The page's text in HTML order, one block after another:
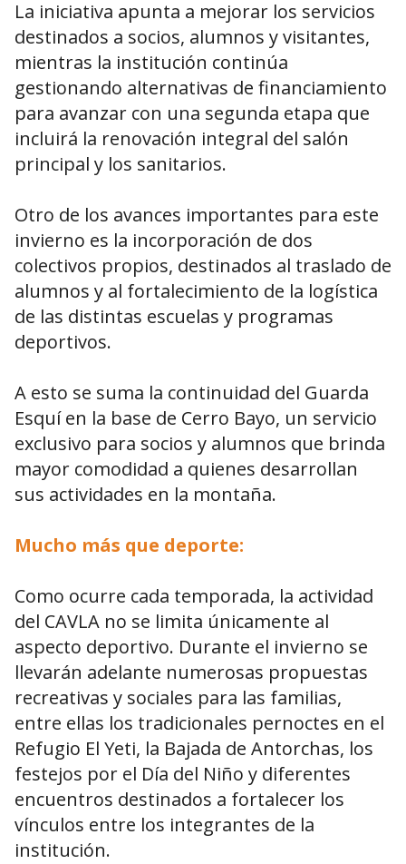
La iniciativa apunta a mejorar los servicios
destinados a socios, alumnos y visitantes,
mientras la institución continúa
gestionando alternativas de financiamiento
para avanzar con una segunda etapa que
incluirá la renovación integral del salón
principal y los sanitarios.
Otro de los avances importantes para este
invierno es la incorporación de dos
colectivos propios, destinados al traslado de
alumnos y al fortalecimiento de la logística
de las distintas escuelas y programas
deportivos.
A esto se suma la continuidad del Guarda
Esquí en la base de Cerro Bayo, un servicio
exclusivo para socios y alumnos que brinda
mayor comodidad a quienes desarrollan
sus actividades en la montaña.
Mucho más que deporte:
Como ocurre cada temporada, la actividad
del CAVLA no se limita únicamente al
aspecto deportivo. Durante el invierno se
llevarán adelante numerosas propuestas
recreativas y sociales para las familias,
entre ellas los tradicionales pernoctes en el
Refugio El Yeti, la Bajada de Antorchas, los
festejos por el Día del Niño y diferentes
encuentros destinados a fortalecer los
vínculos entre los integrantes de la
institución.